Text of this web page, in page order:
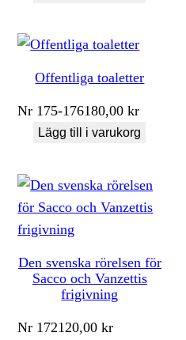
Offentliga toaletter
Nr 175-176180,00kr
Lägg till i varukorg
Den svenska rörelsen för
Sacco och Vanzettis
frigivning
Nr 172120,00kr